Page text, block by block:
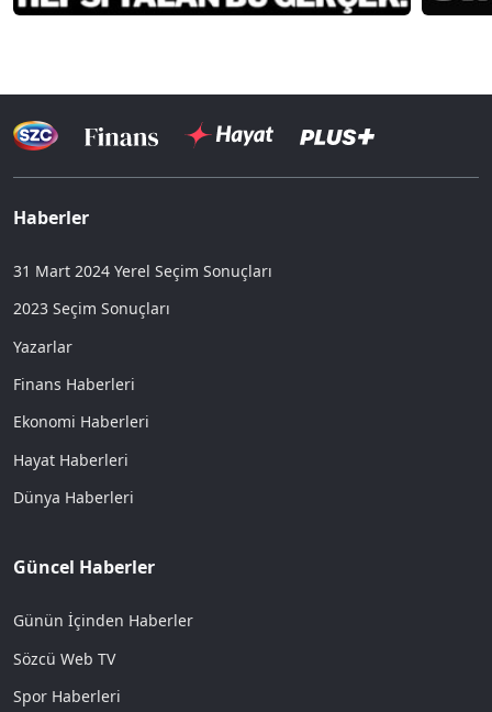
Haberler
31 Mart 2024 Yerel Seçim Sonuçları
2023 Seçim Sonuçları
Yazarlar
Finans Haberleri
Ekonomi Haberleri
Hayat Haberleri
Dünya Haberleri
Güncel Haberler
Günün İçinden Haberler
Sözcü Web TV
Spor Haberleri